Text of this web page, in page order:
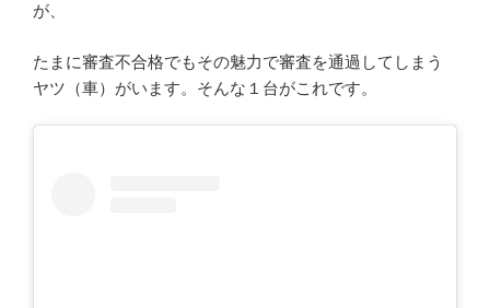
が、
たまに審査不合格でもその魅力で審査を通過してしまう
ヤツ（車）がいます。そんな１台がこれです。